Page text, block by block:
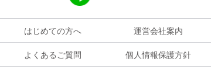
はじめての方へ 運営会社案内
よくあるご質問 個人情報保護方針